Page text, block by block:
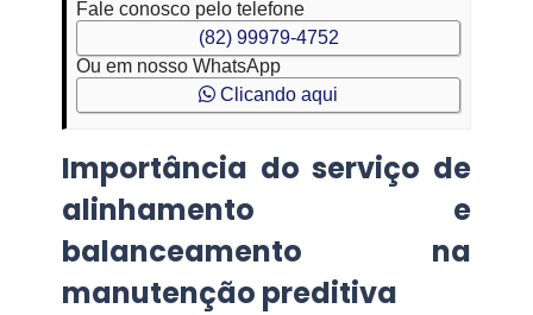
Fale conosco pelo telefone
(82) 99979-4752
Ou em nosso WhatsApp
Clicando aqui
Importância do serviço de
alinhamento e
balanceamento na
manutenção preditiva